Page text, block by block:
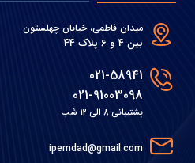
میدان فاطمی، خیابان چهلستون
بین 4 و 6 پلاک 44
021-58941
021-91003098
پشتیبانی 8 الی 12 شب
ipemdad@gmail.com